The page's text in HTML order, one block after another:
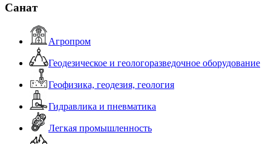
Санат
Агропром
Геодезическое и геологоразведочное оборудование
Геофизика, геодезия, геология
Гидравлика и пневматика
Легкая промышленность